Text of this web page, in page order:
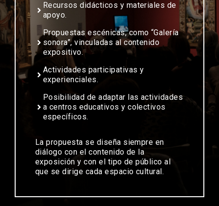
Recursos didácticos y materiales de
apoyo.
Propuestas escénicas, como “Galería
sonora”, vinculadas al contenido
expositivo.
Actividades participativas y
experienciales.
Posibilidad de adaptar las actividades
a centros educativos y colectivos
específicos.
La propuesta se diseña siempre en
diálogo con el contenido de la
exposición y con el tipo de público al
que se dirige cada espacio cultural.